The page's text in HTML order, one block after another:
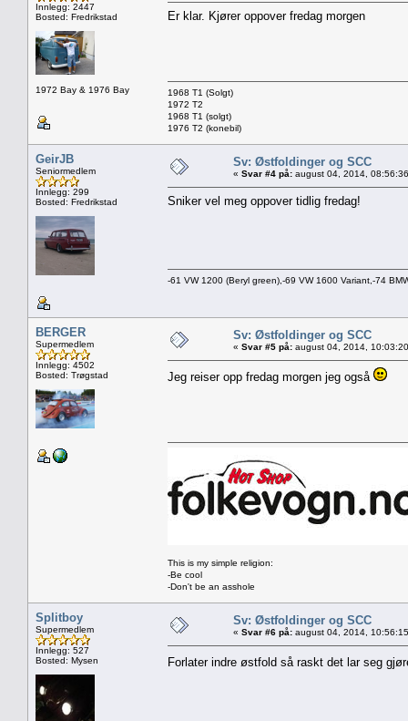
Innlegg: 2447
Bosted: Fredrikstad
1972 Bay & 1976 Bay
Er klar. Kjører oppover fredag morgen
1968 T1 (Solgt)
1972 T2
1968 T1 (solgt)
1976 T2 (konebil)
GeirJB
Seniormedlem
Innlegg: 299
Bosted: Fredrikstad
Sv: Østfoldinger og SCC
« Svar #4 på: august 04, 2014,
Sniker vel meg oppover tidlig fredag!
-61 VW 1200 (Beryl green),-69 VW 1600 Variant,-74
BERGER
Supermedlem
Innlegg: 4502
Bosted: Trøgstad
Sv: Østfoldinger og SCC
« Svar #5 på: august 04, 2014,
Jeg reiser opp fredag morgen jeg også
This is my simple religion:
-Be cool
-Don't be an asshole
Splitboy
Supermedlem
Innlegg: 527
Bosted: Mysen
Sv: Østfoldinger og SCC
« Svar #6 på: august 04, 2014,
Forlater indre østfold så raskt det lar seg